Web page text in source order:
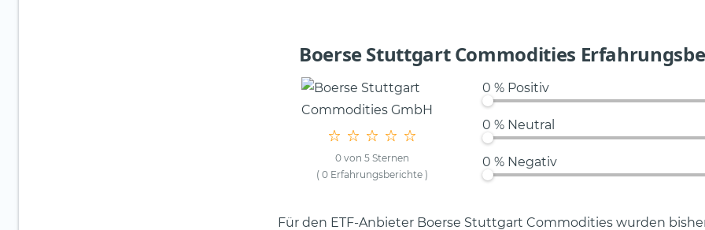
Boerse Stuttgart Commodities
0 von 5 Sternen
( 0 Erfahrungsberichte )
0 % Positiv
0 % Neutral
0 % Negativ
Für den ETF-Anbieter Boerse Stuttgart Commodities wurden